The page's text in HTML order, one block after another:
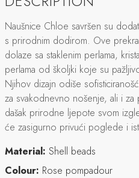
Naušnice Chloe savršen su
s prirodnim dodirom. Ove
dolaze sa staklenim perlama,
perlama od školjki koje su
Njihov dizajn odiše
za svakodnevno nošenje, ali i
dašak prirodne ljepote svom
će zasigurno privući poglede i
Material: Shell beads
Colour: Rose pompadour